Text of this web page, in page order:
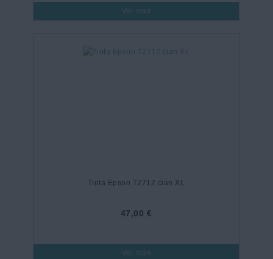
Ver más
Tinta Epson T2712 cian XL
47,00 €
Ver más